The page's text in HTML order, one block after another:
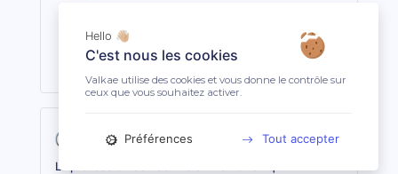
Aubigny-Sur-Nère est une ville de 5 451 habitants dans
le département Cher, situé dans la région Centre-Val De
Loire.
La profession de Technicien Dentaire Équin
Hello 👋🏼
C'est nous les cookies
Valkae utilise des cookies et vous donne le contrôle sur
ceux que vous souhaitez activer.
Préférences Tout accepter